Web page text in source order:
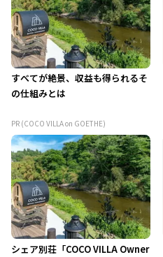
すべてが絶景、収益も得られるそ
の仕組みとは
PR (COCO VILLA on GOETHE)
シェア別荘「COCO VILLA Owner